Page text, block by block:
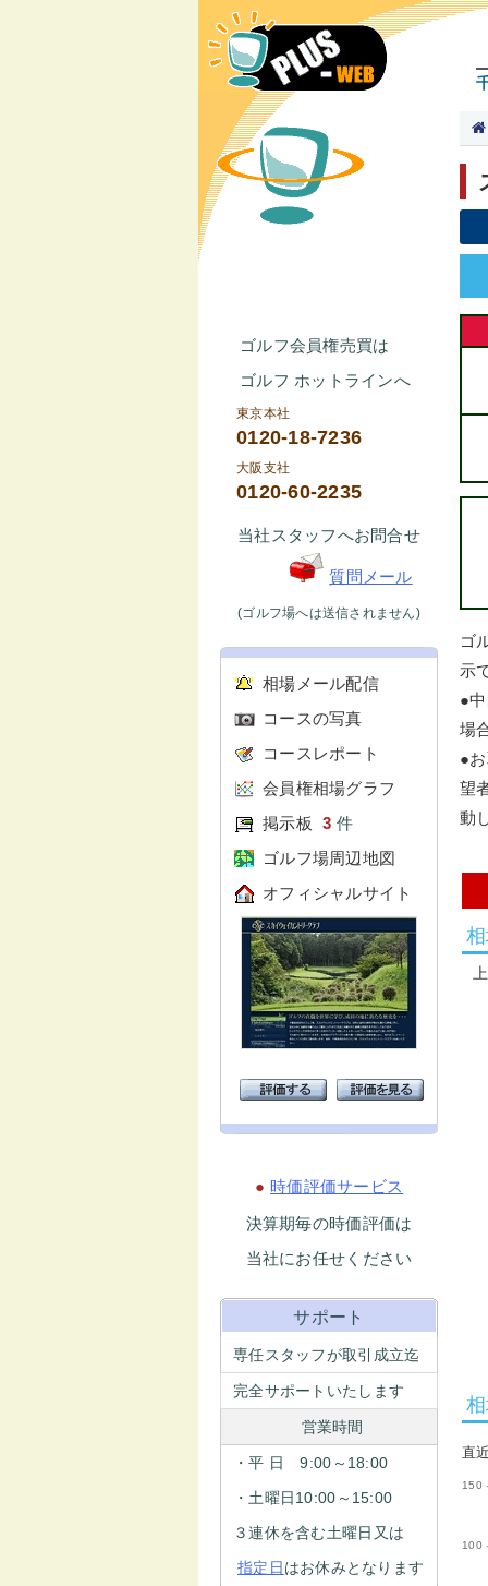
ゴルフ会員権売買は
ゴルフ ホットラインへ
東京本社
0120-18-7236
大阪支社
0120-60-2235
当社スタッフへお問合せ
質問メール
(ゴルフ場へは送信されません)
相場メール配信
コースの写真
コースレポート
会員権相場グラフ
掲示板
3 件
ゴルフ場周辺地図
オフィシャルサイト
● 時価評価サービス
決算期毎の時価評価は
当社にお任せください
サポート
専任スタッフが取引成立迄
完全サポートいたします
営業時間
・平 日 9:00～18:00
・土曜日10:00～15:00
３連休を含む土曜日又は
指定日はお休みとなります
ゴ
示
●
場
●
望
動
直
100
150